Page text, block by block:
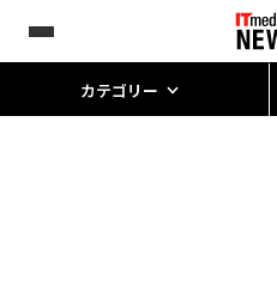
カテゴリー